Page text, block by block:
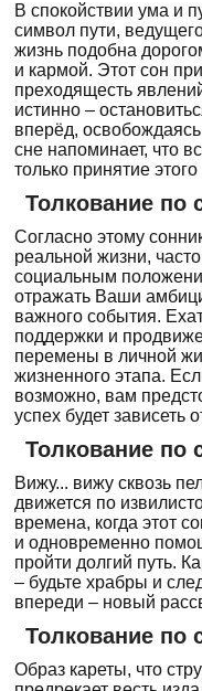
В спокойствии ума и
символ пути,
жизнь подобна
и кармой. Этот сон
преходящесть
истинно –
вперёд,
сне напоминает, что
только принятие
Толкование по
Согласно этому
реальной жизни,
социальным
отражать Ваши
важного события.
поддержки и
перемены в личной
жизненного этапа.
возможно, вам
успех будет зависеть
Толкование по
Вижу... вижу сквозь
движется по
времена, когда этот
и одновременно
пройти долгий путь.
– будьте храбры и
впереди – новый
Толкование по
Образ кареты, что